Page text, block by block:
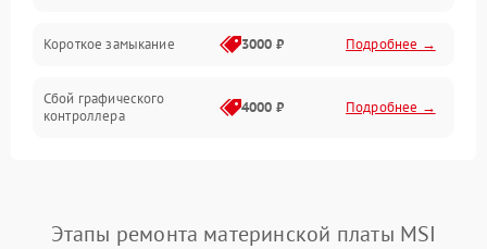
Короткое замыкание 3000 ₽ Подробнее →
Сбой графического
контроллера
4000 ₽ Подробнее →
Этапы ремонта материнской платы MSI